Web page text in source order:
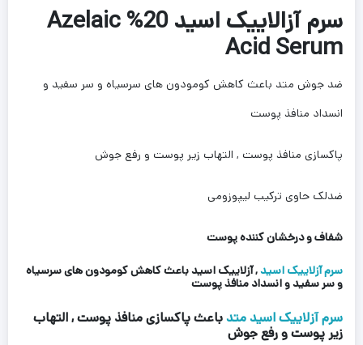
سرم آزالاییک اسید 20% Azelaic
Acid Serum
ضد جوش متد باعث کاهش کومودون های سرسیاه و سر سفید و
انسداد منافذ پوست
پاکسازی منافذ پوست , التهاب زیر پوست و رفع جوش
ضدلک حاوی ترکیب لیپوزومی
شفاف و درخشان کننده پوست
سرم آزلاییک اسید, آزلاییک اسید باعث کاهش کومودون های سرسیاه
و سر سفید و انسداد منافذ پوست
سرم آزلاییک اسید متدباعث پاکسازی منافذ پوست , التهاب
زیر پوست و رفع جوش